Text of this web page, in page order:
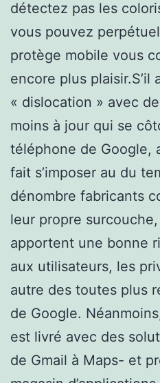
détectez pas les
vous pouvez
protège mobile vous
encore plus
« dislocation » avec
moins à jour qui se
téléphone de Google,
fait s’imposer au du
dénombre fabricants
leur propre
apportent une bonne
aux utilisateurs, les
autre des toutes plus
de Google.
est livré avec des
de Gmail à Maps- et